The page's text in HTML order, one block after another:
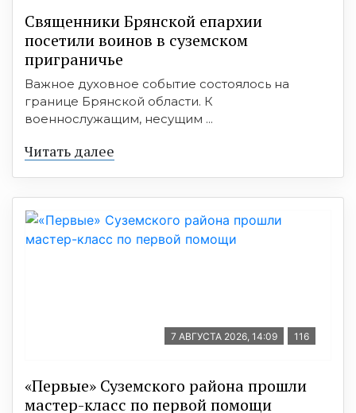
Священники Брянской епархии
посетили воинов в суземском
приграничье
Важное духовное событие состоялось на
границе Брянской области. К
военнослужащим, несущим ...
Читать далее
7 АВГУСТА 2026, 14:09 116
«Первые» Суземского района прошли
мастер-класс по первой помощи